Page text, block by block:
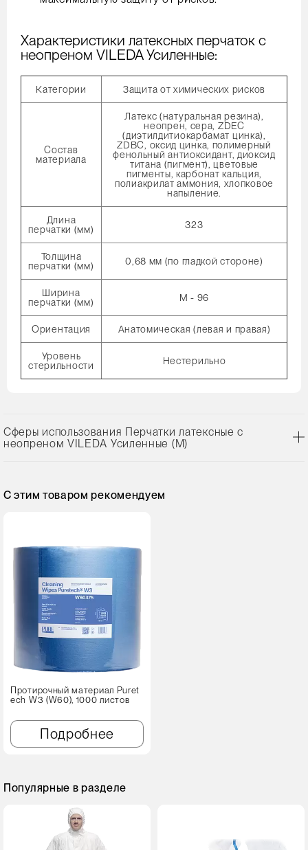
Характеристики латексных перчаток с
неопреном VILEDA Усиленные:
Категории Защита от химических рисков
Состав
материала
Латекс (натуральная резина),
неопрен, сера, ZDEC
(диэтилдитиокарбамат цинка),
ZDBC, оксид цинка, полимерный
фенольный антиоксидант, диоксид
титана (пигмент), цветовые
пигменты, карбонат кальция,
полиакрилат аммония, хлопковое
напыление.
Длина
перчатки (мм)
323
Толщина
перчатки (мм)
0,68 мм (по гладкой стороне)
Ширина
перчатки (мм)
M - 96
Ориентация Анатомическая (левая и правая)
Уровень
стерильности
Нестерильно
Сферы использования Перчатки латексные с
неопреном VILEDA Усиленные (М)
С этим товаром рекомендуем
Протирочный материал Puret
ech W3 (W60), 1000 листов
Подробнее
Популярные в разделе